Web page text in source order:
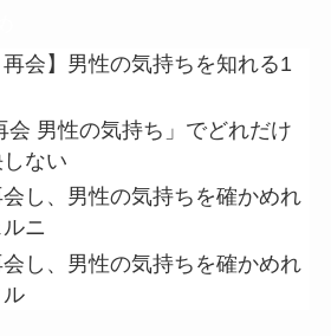
再会】男性の気持ちを知れる1
会 男性の気持ち」でどれだけ
ない
し、男性の気持ちを確かめれ
ニ
し、男性の気持ちを確かめれ